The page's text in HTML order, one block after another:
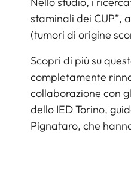
staminali dei CUP”,
(tumori di origine
Scopri di più su
completamente
collaborazione con
dello IED Torino,
Pignataro, che